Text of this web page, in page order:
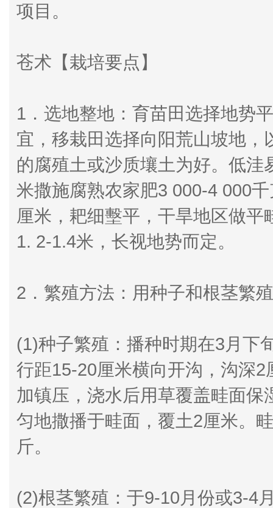
项目。
苍术【栽培要点】
1．选地整地：育苗田选择地势
宜，移栽田选择向阳荒山坡地
的腐殖土或沙质壤土为好。低
米撒施腐熟农家肥3 000-4 000
厘米，耙细墼平，干旱地区做
1. 2-1.4米，长视地势而定。
2．繁殖方法：用种子和根茎繁
(1)种子繁殖：播种时期在3月下
行距15-20厘米横向开沟，沟深
加镇压，浇水后用草覆盖畦面
匀地撒播于畦面，覆土2厘米。
斤。
(2)根茎繁殖：于9-10月份或3-4